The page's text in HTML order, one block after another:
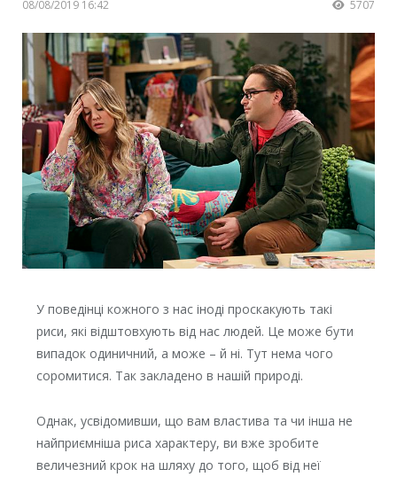
08/08/2019 16:42 5707
У поведінці кожного з нас іноді проскакують такі
риси, які відштовхують від нас людей. Це може бути
випадок одиничний, а може – й ні. Тут нема чого
соромитися. Так закладено в нашій природі.
Однак, усвідомивши, що вам властива та чи інша не
найприємніша риса характеру, ви вже зробите
величезний крок на шляху до того, щоб від неї